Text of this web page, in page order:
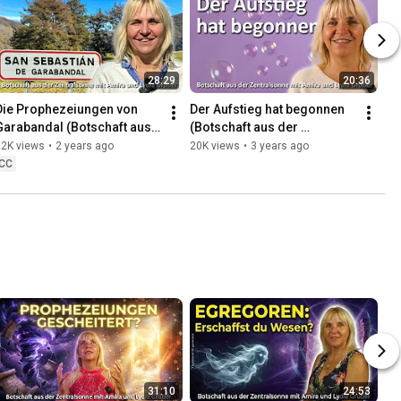
28:29
Prophezeiungen von
(Botschaft aus
Zentralsonne | 6.3.24 |
views • 2 years ago
20:36
Der Aufstieg hat begonnen
(Botschaft aus der
Zentralsonne | 12.7.23 |
20K views • 3 years ago
31:10 24:53